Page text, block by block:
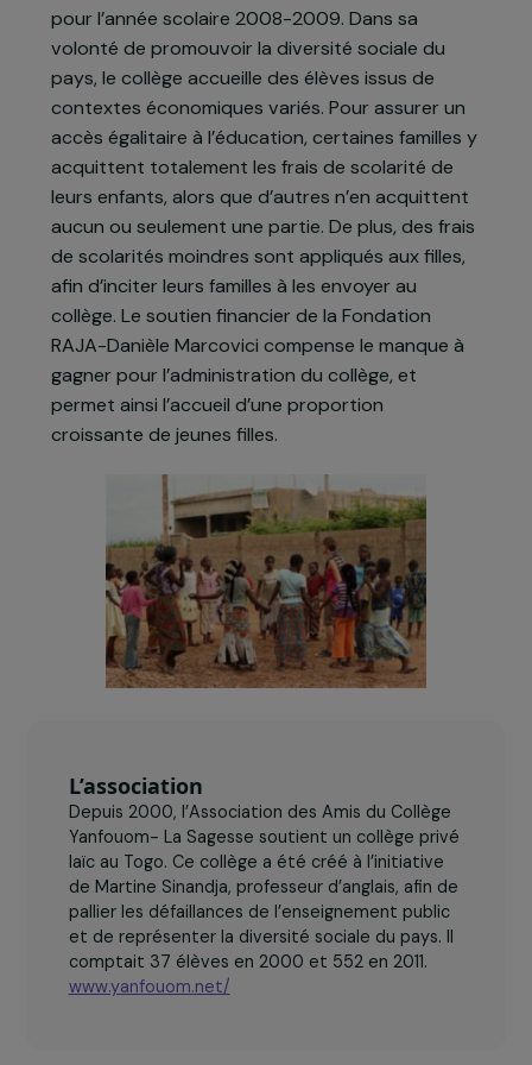
scolarité de qualité et à de nombreuses activités
périscolaires. Le projet vise à mettre en place au
sein du collège une politique en faveur de la
scolarisation des jeunes filles. Celles-ci étaient
au nombre de 139 sur un total de 278 élèves
pour l’année scolaire 2008-2009. Dans sa
volonté de promouvoir la diversité sociale du
pays, le collège accueille des élèves issus de
contextes économiques variés. Pour assurer un
accès égalitaire à l’éducation, certaines familles y
acquittent totalement les frais de scolarité de
leurs enfants, alors que d’autres n’en acquittent
aucun ou seulement une partie. De plus, des frais
afin d’inciter leurs familles à les envoyer au
collège. Le soutien financier de la Fondation
RAJA-Danièle Marcovici compense le manque à
gagner pour l’administration du collège, et
permet ainsi l’accueil d’une proportion
croissante de jeunes filles.